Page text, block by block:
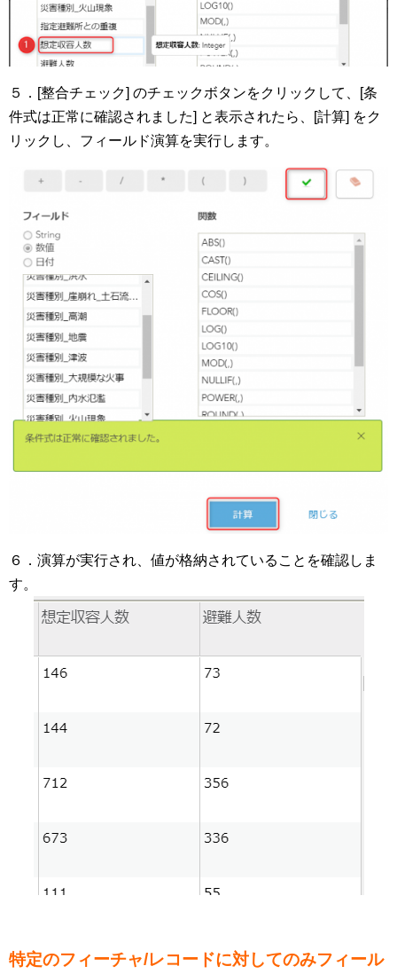
５．[整合チェック] のチェックボタンをクリックして、[条
件式は正常に確認されました] と表示されたら、[計算] をク
リックし、フィールド演算を実行します。
６．演算が実行され、値が格納されていることを確認しま
す。
特定のフィーチャ/レコードに対してのみフィール